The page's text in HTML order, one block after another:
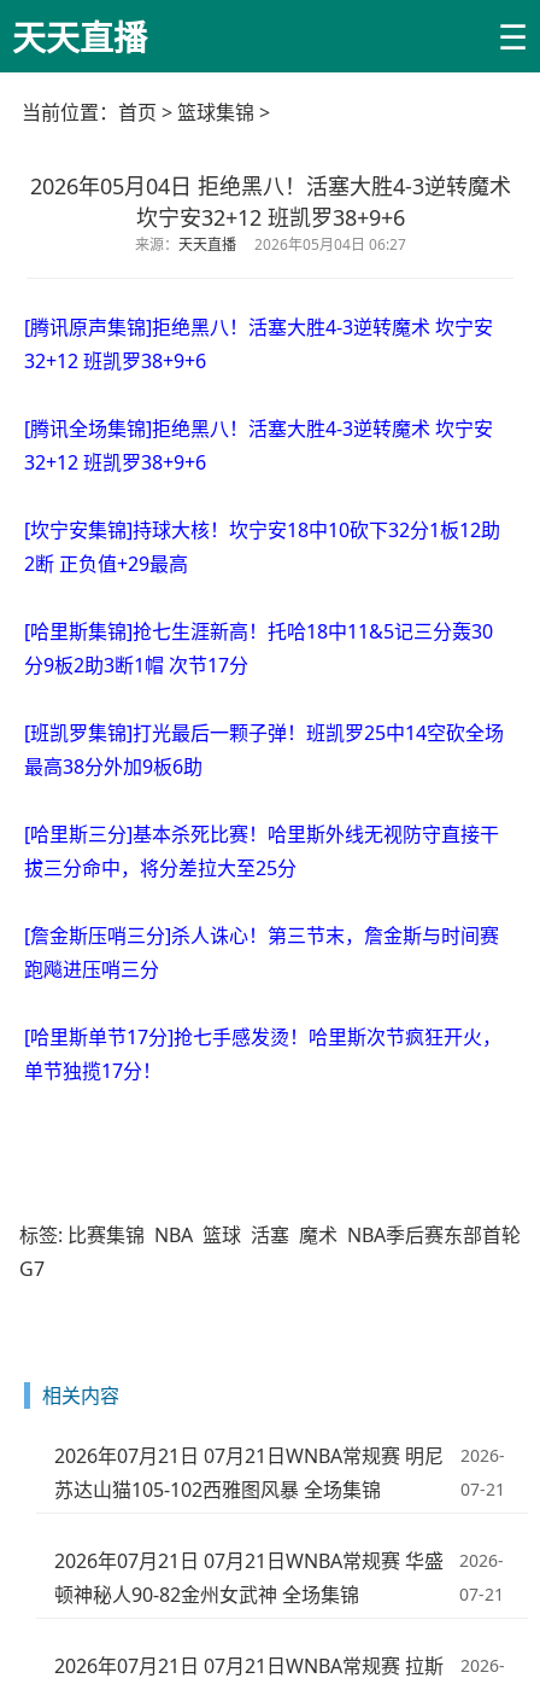
天天直播 ☰
当前位置： 首页 >篮球集锦 >
2026年05月04日 拒绝黑八！活塞大胜4-3逆转魔术
坎宁安32+12 班凯罗38+9+6
来源： 天天直播 2026年05月04日 06:27
[腾讯原声集锦]拒绝黑八！活塞大胜4-3逆转魔术 坎宁安
32+12 班凯罗38+9+6
[腾讯全场集锦]拒绝黑八！活塞大胜4-3逆转魔术 坎宁安
32+12 班凯罗38+9+6
[坎宁安集锦]持球大核！坎宁安18中10砍下32分1板12助
2断 正负值+29最高
[哈里斯集锦]抢七生涯新高！托哈18中11&5记三分轰30
分9板2助3断1帽 次节17分
[班凯罗集锦]打光最后一颗子弹！班凯罗25中14空砍全场
最高38分外加9板6助
[哈里斯三分]基本杀死比赛！哈里斯外线无视防守直接干
拔三分命中，将分差拉大至25分
[詹金斯压哨三分]杀人诛心！第三节末，詹金斯与时间赛
跑飚进压哨三分
[哈里斯单节17分]抢七手感发烫！哈里斯次节疯狂开火，
单节独揽17分！
标签: 比赛集锦 NBA 篮球 活塞 魔术 NBA季后赛东部首轮
G7
相关内容
2026年07月21日 07月21日WNBA常规赛 明尼
苏达山猫105-102西雅图风暴 全场集锦
2026-
07-21
2026年07月21日 07月21日WNBA常规赛 华盛
顿神秘人90-82金州女武神 全场集锦
2026-
07-21
2026年07月21日 07月21日WNBA常规赛 拉斯
2026-